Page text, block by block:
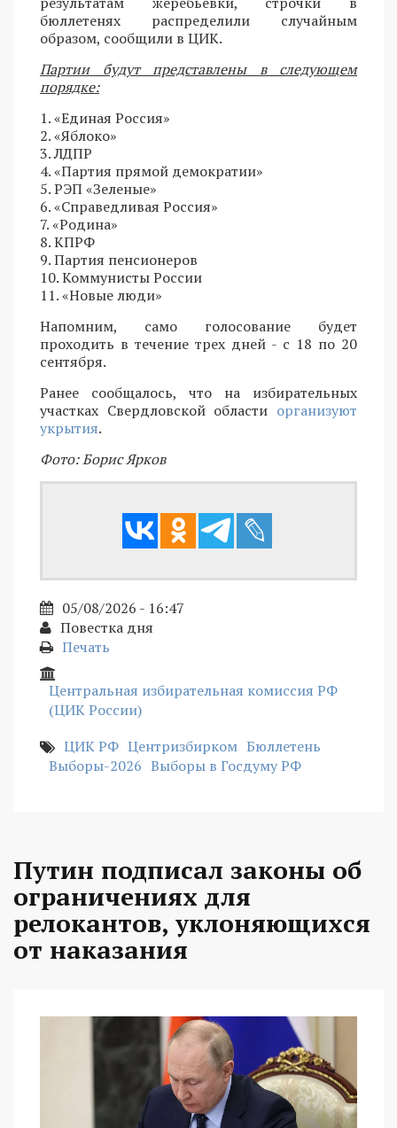
бюллетенях распределили случайным
образом, сообщили в ЦИК.
Партии будут представлены в следующем
порядке:
1. «Единая Россия»
2. «Яблоко»
3. ЛДПР
4. «Партия прямой демократии»
5. РЭП «Зеленые»
6. «Справедливая Россия»
7. «Родина»
8. КПРФ
9. Партия пенсионеров
10. Коммунисты России
11. «Новые люди»
Напомним, само голосование будет
проходить в течение трех дней - с 18 по 20
сентября.
Ранее сообщалось, что на избирательных
участках Свердловской области организуют
укрытия.
Фото: Борис Ярков
05/08/2026 - 16:47
Повестка дня
Печать
Центральная избирательная комиссия РФ
(ЦИК России)
ЦИК РФ Центризбирком Бюллетень
Выборы-2026 Выборы в Госдуму РФ
Путин подписал законы об
ограничениях для
релокантов, уклоняющихся
от наказания